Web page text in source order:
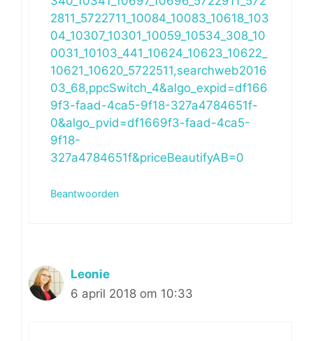
2811_5722711_10084_10083_10618_103
04_10307_10301_10059_10534_308_10
0031_10103_441_10624_10623_10622_
10621_10620_5722511,searchweb2016
03_68,ppcSwitch_4&algo_expid=df166
9f3-faad-4ca5-9f18-327a4784651f-
0&algo_pvid=df1669f3-faad-4ca5-
9f18-
327a4784651f&priceBeautifyAB=0
Beantwoorden
Leonie
6 april 2018 om 10:33